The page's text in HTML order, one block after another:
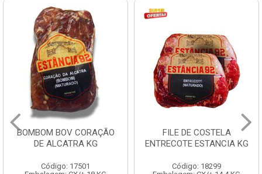
BOMBOM BOV CORAÇÃO
DE ALCATRA KG
Código: 17501
FILE DE COSTELA
ENTRECOTE ESTANCIA KG
Código: 18299